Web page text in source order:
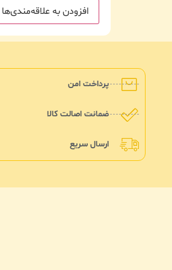
افزودن به علاقه‌مندی‌ها
پرداخت امن
ضمانت اصالت کالا
ارسال سریع